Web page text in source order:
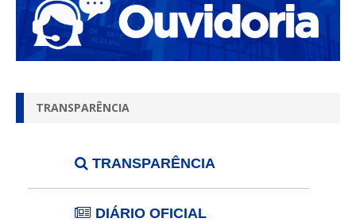
TRANSPARÊNCIA
TRANSPARÊNCIA
DIÁRIO OFICIAL